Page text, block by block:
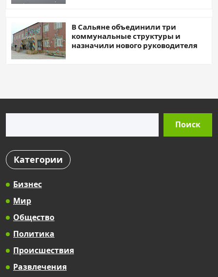
В Сальяне объединили три
коммунальные структуры и
назначили нового руководителя
Поиск
Категории
Бизнес
Мир
Общество
Политика
Происшествия
Развлечения